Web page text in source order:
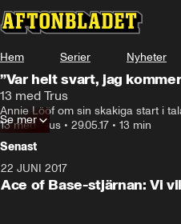
Hem Serier Nyheter
”Var helt svart, jag
13 med Trus
Annie Lööf om sin skakiga start i
13 med Trus • 29.05.17 • 13 min
Se mer
Senast
22 JUNI 2017
Ace of Base-stjärnan: Vi